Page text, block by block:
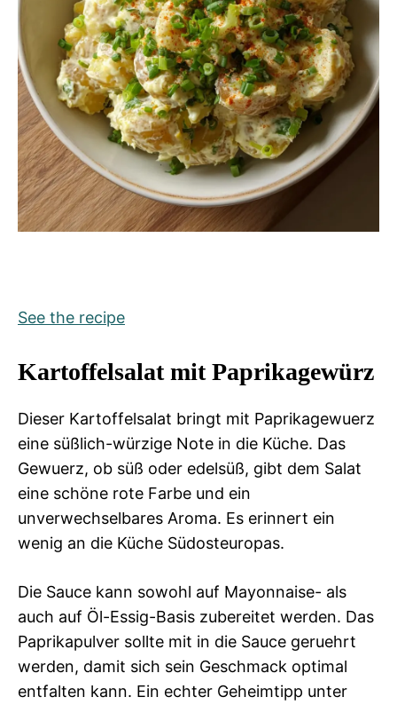
See the recipe
Kartoffelsalat mit Paprikagewürz
Dieser Kartoffelsalat bringt mit Paprikagewuerz
eine süßlich-würzige Note in die Küche. Das
Gewuerz, ob süß oder edelsüß, gibt dem Salat
eine schöne rote Farbe und ein
unverwechselbares Aroma. Es erinnert ein
wenig an die Küche Südosteuropas.
Die Sauce kann sowohl auf Mayonnaise- als
auch auf Öl-Essig-Basis zubereitet werden. Das
Paprikapulver sollte mit in die Sauce geruehrt
werden, damit sich sein Geschmack optimal
entfalten kann. Ein echter Geheimtipp unter